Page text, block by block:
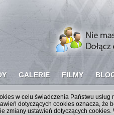
GALERIE FILMY
w celu świadczenia Państwu
dotyczących cookies oznacza,
zmiany ustawień dotyczących cookies.